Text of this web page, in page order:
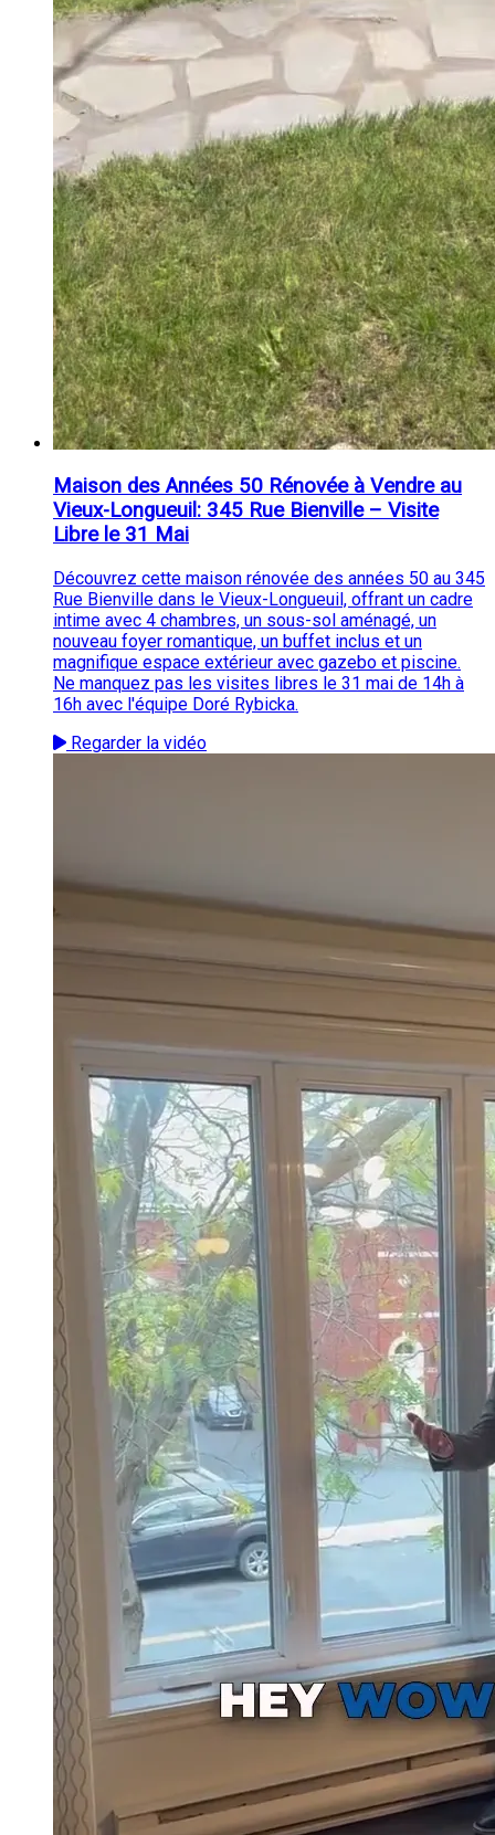
Maison des Années 50 Rénovée à Vendre au
Vieux-Longueuil: 345 Rue Bienville – Visite
Libre le 31 Mai
Découvrez cette maison rénovée des années 50 au 345
Rue Bienville dans le Vieux-Longueuil, offrant un cadre
intime avec 4 chambres, un sous-sol aménagé, un
nouveau foyer romantique, un buffet inclus et un
magnifique espace extérieur avec gazebo et piscine.
Ne manquez pas les visites libres le 31 mai de 14h à
16h avec l'équipe Doré Rybicka.
Regarder la vidéo